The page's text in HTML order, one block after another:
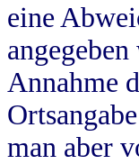
eine
Annahme
man aber